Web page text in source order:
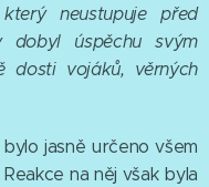
neustupuje před
dobyl úspěchu svým
dosti vojáků, věrných
jasně určeno všem
na něj však byla